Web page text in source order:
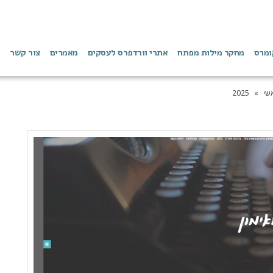
מחקר מילות מפתח אתרי וורדפרס לעסקים מאמרים צור קשר
»
2025